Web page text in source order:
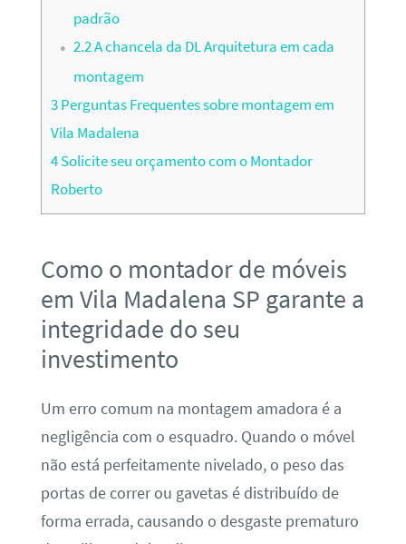
padrão
2.2A chancela da DL Arquitetura em cada
montagem
3Perguntas Frequentes sobre montagem em
Vila Madalena
4Solicite seu orçamento com o Montador
Roberto
Como o montador de móveis
em Vila Madalena SP garante a
integridade do seu
investimento
Um erro comum na montagem amadora é a
negligência com o esquadro. Quando o móvel
não está perfeitamente nivelado, o peso das
portas de correr ou gavetas é distribuído de
forma errada, causando o desgaste prematuro